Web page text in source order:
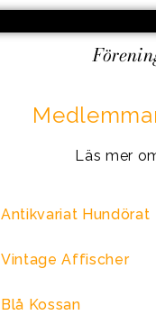
Läs mer
Antikvariat Hundörat
Vintage Affischer
Blå Kossan